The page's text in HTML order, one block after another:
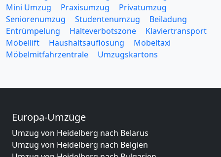
Mini Umzug
Praxisumzug
Privatumzug
Seniorenumzug
Studentenumzug
Beiladung
Entrümpelung
Halteverbotszone
Klaviertransport
Möbellift
Haushaltsauflösung
Möbeltaxi
Möbelmitfahrzentrale
Umzugskartons
Europa-Umzüge
Umzug von Heidelberg nach Belarus
Umzug von Heidelberg nach Belgien